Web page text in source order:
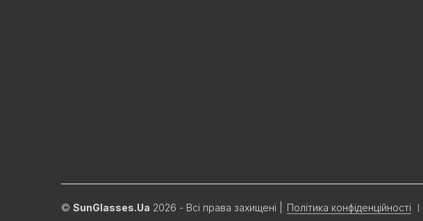
© SunGlasses.Ua 2026 - Всі права захищені Політика конфіденційності